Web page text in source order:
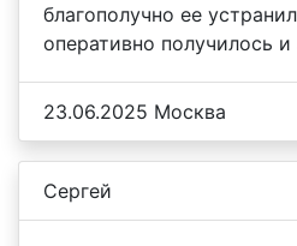
благополучно ее
оперативно получилось и
23.06.2025 Москва
Сергей